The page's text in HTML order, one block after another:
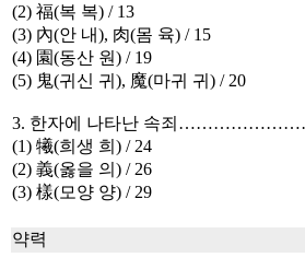
(2) 福(복 복) / 13
(3) 內(안 내), 肉(몸 육) / 15
(4) 園(동산 원) / 19
(5) 鬼(귀신 귀), 魔(마귀 귀) / 20
3. 한자에 나타난 속죄
(1) 犧(희생 희) / 24
(2) 義(옳을 의) / 26
(3) 樣(모양 양) / 29
약력